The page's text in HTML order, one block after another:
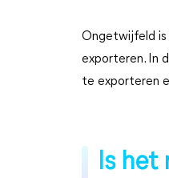
Ongetwijfeld is
exporteren. In
te exporteren
Is het